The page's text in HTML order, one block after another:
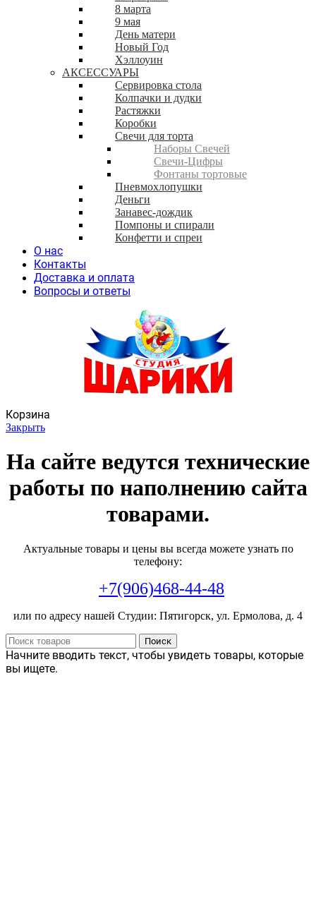
8 марта
9 мая
День матери
Новый Год
Хэллоуин
АКСЕССУАРЫ
Сервировка стола
Колпачки и дудки
Растяжки
Коробки
Свечи для торта
Наборы Свечей
Свечи-Цифры
Фонтаны тортовые
Пневмохлопушки
Деньги
Занавес-дождик
Помпоны и спирали
Конфетти и спреи
О нас
Контакты
Доставка и оплата
Вопросы и ответы
Корзина
Закрыть
На сайте ведутся технические
работы по наполнению сайта
товарами.
Актуальные товары и цены вы всегда можете узнать по
телефону:
+7(906)468-44-48
или по адресу нашей Студии: Пятигорск, ул. Ермолова, д. 4
Поиск
Начните вводить текст, чтобы увидеть товары, которые
вы ищете.